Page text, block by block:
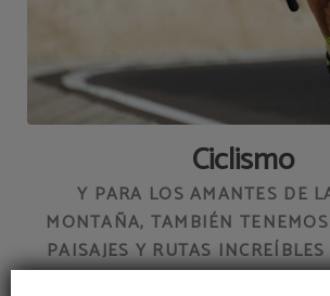
Ciclismo
Y PARA LOS AMANTES DE
MONTAÑA, TAMBIÉN
PAISAJES Y RUTAS
BUSCANDO.